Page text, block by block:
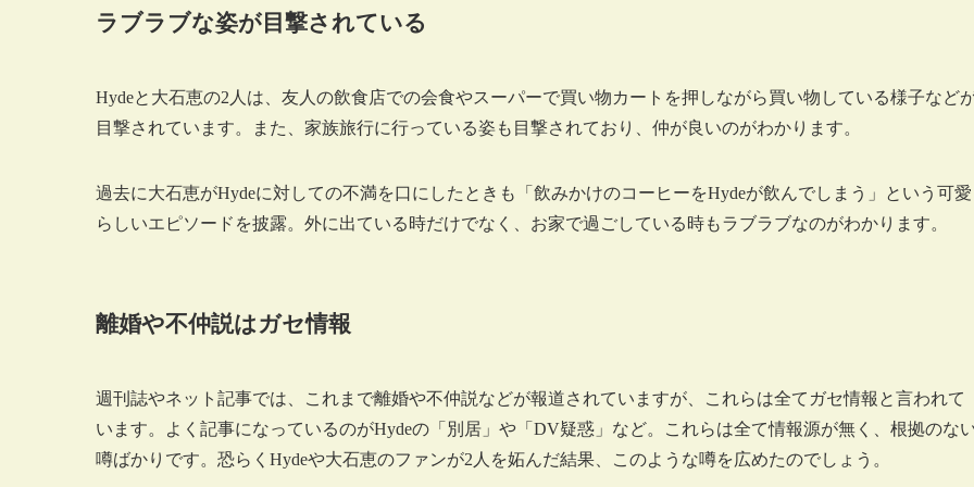
ラブラブな姿が目撃されている
Hydeと大石恵の2人は、友人の飲食店での会食やスーパーで買い物カートを押しながら買い物している様子など
目撃されています。また、家族旅行に行っている姿も目撃されており、仲が良いのがわかります。
過去に大石恵がHydeに対しての不満を口にしたときも「飲みかけのコーヒーをHydeが飲んでしまう」という可愛
らしいエピソードを披露。外に出ている時だけでなく、お家で過ごしている時もラブラブなのがわかります。
離婚や不仲説はガセ情報
週刊誌やネット記事では、これまで離婚や不仲説などが報道されていますが、これらは全てガセ情報と言われて
います。よく記事になっているのがHydeの「別居」や「DV疑惑」など。これらは全て情報源が無く、根拠のな
噂ばかりです。恐らくHydeや大石恵のファンが2人を妬んだ結果、このような噂を広めたのでしょう。